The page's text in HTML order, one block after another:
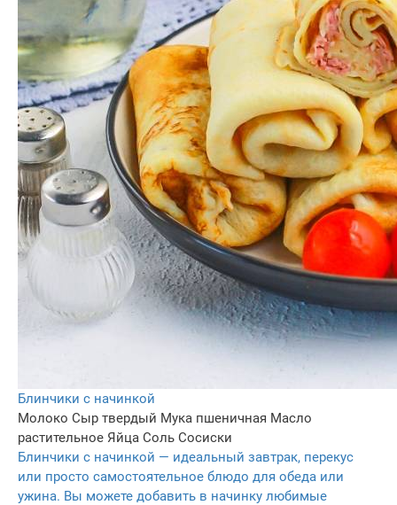
Блинчики с начинкой
Молоко Сыр твердый Мука пшеничная Масло
растительное Яйца Соль Сосиски
Блинчики с начинкой — идеальный завтрак, перекус
или просто самостоятельное блюдо для обеда или
ужина. Вы можете добавить в начинку любимые